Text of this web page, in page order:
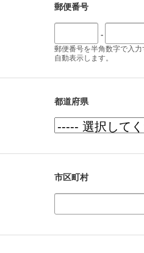
郵便番号
-
郵便番号を半角数字で入
自動表示します。
都道府県
市区町村